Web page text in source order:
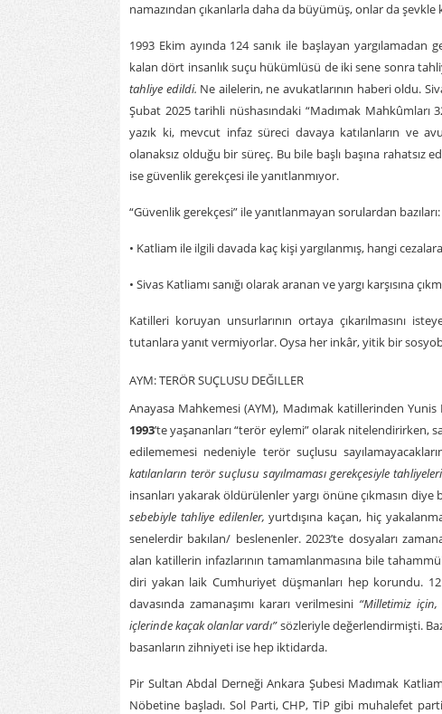
namazından çıkanlarla daha da büyümüş, onlar da şevkle
1993 Ekim ayında 124 sanık ile başlayan
kalan dört insanlık suçu hükümlüsü de iki sene sonra
tahliye edildi. Ne ailelerin, ne avukatlarının haberi oldu.
Şubat 2025 tarihli nüshasındaki “Madımak Mahkûmları
yazık ki, mevcut infaz süreci davaya katılanların ve
olanaksız olduğu bir süreç. Bu bile başlı başına
ise güvenlik gerekçesi ile yanıtlanmıyor.
“Güvenlik gerekçesi” ile yanıtlanmayan sorulardan bazıları:
• Katliam ile ilgili davada kaç kişi yargılanmış, hangi cezalara
• Sivas Katliamı sanığı olarak aranan ve yargı karşısına
Katilleri koruyan unsurlarının ortaya çıkarılmasını
tutanlara yanıt vermiyorlar. Oysa her inkâr, yitik bir
AYM: TERÖR SUÇLUSU DEĞILLER
Anayasa Mahkemesi (AYM), Madımak katillerinden
1993’te yaşananları “terör eylemi” olarak nitelendirirken,
edilememesi nedeniyle terör suçlusu
katılanların terör suçlusu sayılmaması gerekçesiyle
insanları yakarak öldürülenler yargı önüne çıkmasın
sebebiyle tahliye edilenler,yurtdışına kaçan, hiç
senelerdir bakılan/ beslenenler. 2023’te dosyaları
alan katillerin infazlarının tamamlanmasına bile
diri yakan laik Cumhuriyet düşmanları hep korundu.
davasında zamanaşımı kararı verilmesini “Milletimiz
içlerinde kaçak olanlar vardı”sözleriyle değerlendirmişti.
basanların zihniyeti ise hep iktidarda.
Pir Sultan Abdal Derneği Ankara Şubesi Madımak
Nöbetine başladı. Sol Parti, CHP, TİP gibi muhalefet